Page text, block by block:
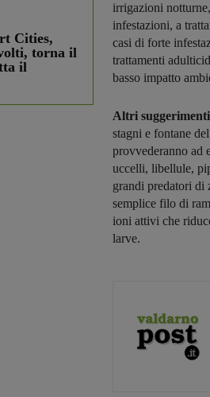
Cities,
torna il
il
irrigazioni
infestazioni, a
casi di forte
trattamenti
basso impatto
Altri
stagni e fontane
provvederanno ad
uccelli, libellule,
grandi predatori di
semplice filo di
ioni attivi che
larve.